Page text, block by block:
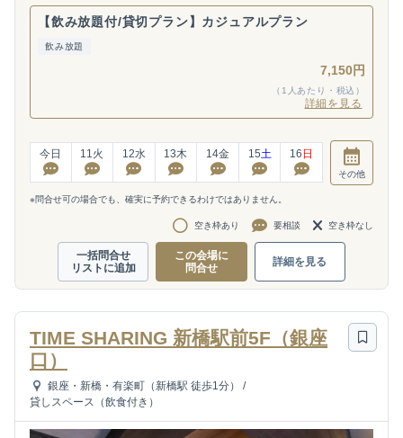
【飲み放題付/貸切プラン】カジュアルプラン
飲み放題
7,150円
（1人あたり・税込）
詳細を見る
今日 11火 12水 13木 14金 15土 16 日
その他
※問合せ可の場合でも、確実に予約できるわけではありません。
空き枠あり 要相談 空き枠なし
一括問合せ
リストに追加
この会場に
問合せ
詳細を見る
TIME SHARING 新橋駅前5F（銀座
口）
銀座・新橋・有楽町（新橋駅 徒歩1分）
/
貸しスペース（飲食付き）